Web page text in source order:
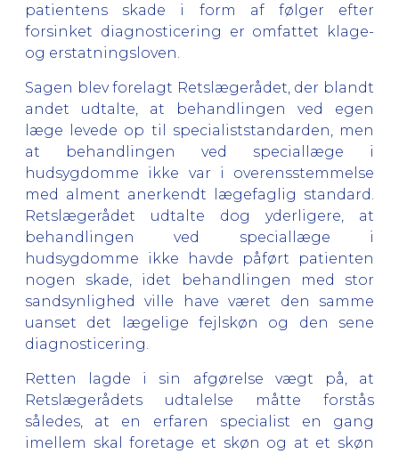
patientens skade i form af følger efter
forsinket diagnosticering er omfattet klage-
og erstatningsloven.
Sagen blev forelagt Retslægerådet, der blandt
andet udtalte, at behandlingen ved egen
læge levede op til specialiststandarden, men
at behandlingen ved speciallæge i
hudsygdomme ikke var i overensstemmelse
med alment anerkendt lægefaglig standard.
Retslægerådet udtalte dog yderligere, at
behandlingen ved speciallæge i
hudsygdomme ikke havde påført patienten
nogen skade, idet behandlingen med stor
sandsynlighed ville have været den samme
uanset det lægelige fejlskøn og den sene
diagnosticering.
Retten lagde i sin afgørelse vægt på, at
Retslægerådets udtalelse måtte forstås
således, at en erfaren specialist en gang
imellem skal foretage et skøn og at et skøn